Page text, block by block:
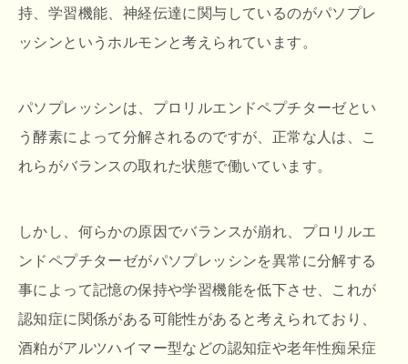
持、学習機能、神経伝達に関与しているのがパソプレ
ッシンというホルモンと考えられています。
パソプレッシンは、プロリルエンドペプチターゼとい
う酵素によって分解されるのですが、正常な人は、こ
れらがバランスの取れた状態で働いています。
しかし、何らかの原因でバランスが崩れ、プロリルエ
ンドペプチターゼがパソプレッシンを異常に分解する
事によって記憶の保持や学習機能を低下させ、これが
認知症に関係がある可能性があると考えられており、
酒粕がアルツハイマー型などの認知症や老年性痴呆症